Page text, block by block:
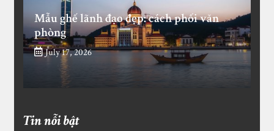
Mẫu ghế lãnh đạo đẹp: cách phối văn
phòng
July 17, 2026
Tin nỗi bật